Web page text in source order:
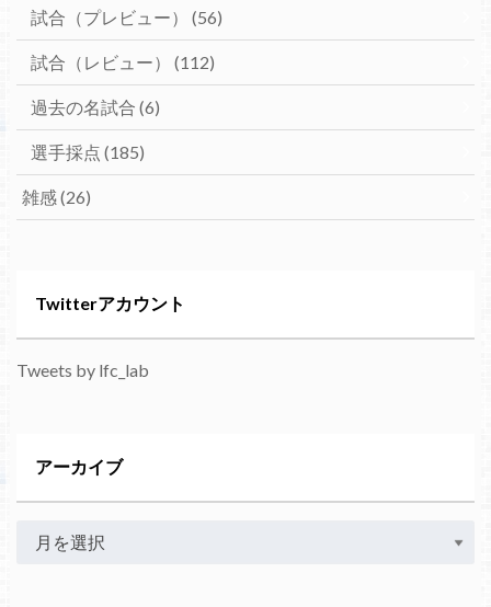
試合（プレビュー） (56)
試合（レビュー） (112)
過去の名試合 (6)
選手採点 (185)
雑感(26)
Twitterアカウント
Tweets by lfc_lab
アーカイブ